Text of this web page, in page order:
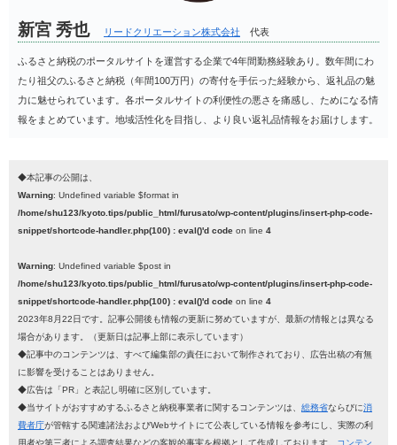
新宮 秀也 リードクリエーション株式会社 代表
ふるさと納税のポータルサイトを運営する企業で4年間勤務経験あり。数年間にわ
たり祖父のふるさと納税（年間100万円）の寄付を手伝った経験から、返礼品の魅
力に魅せられています。各ポータルサイトの利便性の悪さを痛感し、ためになる情
報をまとめています。地域活性化を目指し、より良い返礼品情報をお届けします。
◆本記事の公開は、
Warning: Undefined variable $format in
/home/shu123/kyoto.tips/public_html/furusato/wp-content/plugins/insert-php-code-
snippet/shortcode-handler.php(100) : eval()'d code on line 4
Warning: Undefined variable $post in
/home/shu123/kyoto.tips/public_html/furusato/wp-content/plugins/insert-php-code-
snippet/shortcode-handler.php(100) : eval()'d code on line 4
2023年8月22日です。記事公開後も情報の更新に努めていますが、最新の情報とは異なる
場合があります。（更新日は記事上部に表示しています）
◆記事中のコンテンツは、すべて編集部の責任において制作されており、広告出稿の有無
に影響を受けることはありません。
◆広告は「PR」と表記し明確に区別しています。
◆当サイトがおすすめするふるさと納税事業者に関するコンテンツは、 総務省ならびに消
費者庁が管轄する関連諸法およびWebサイトにて公表している情報を参考にし、実際の利
用者や第三者による調査結果などの客観的事実を根拠として作成しております。 コンテン